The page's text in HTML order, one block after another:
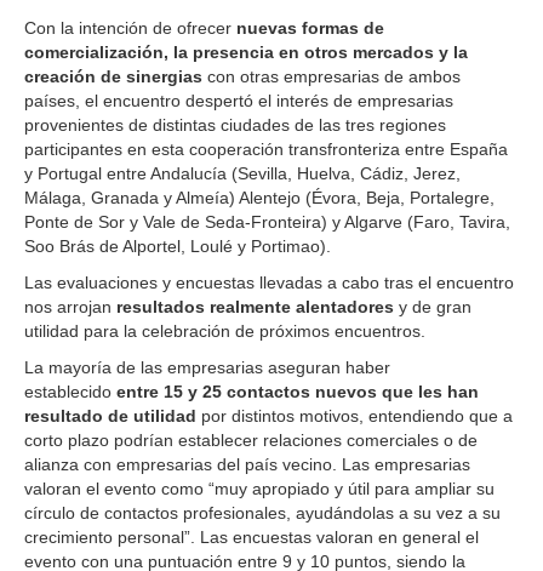
Con la intención de ofrecer nuevas formas de
comercialización, la presencia en otros mercados y la
creación de sinergias con otras empresarias de ambos
países, el encuentro despertó el interés de empresarias
provenientes de distintas ciudades de las tres regiones
participantes en esta cooperación transfronteriza entre España
y Portugal entre Andalucía (Sevilla, Huelva, Cádiz, Jerez,
Málaga, Granada y Almeía) Alentejo (Évora, Beja, Portalegre,
Ponte de Sor y Vale de Seda-Fronteira) y Algarve (Faro, Tavira,
Soo Brás de Alportel, Loulé y Portimao).
Las evaluaciones y encuestas llevadas a cabo tras el encuentro
nos arrojan resultados realmente alentadores y de gran
utilidad para la celebración de próximos encuentros.
La mayoría de las empresarias aseguran haber
establecido entre 15 y 25 contactos nuevos que les han
resultado de utilidad por distintos motivos, entendiendo que a
corto plazo podrían establecer relaciones comerciales o de
alianza con empresarias del país vecino. Las empresarias
valoran el evento como “muy apropiado y útil para ampliar su
círculo de contactos profesionales, ayudándolas a su vez a su
crecimiento personal”. Las encuestas valoran en general el
evento con una puntuación entre 9 y 10 puntos, siendo la